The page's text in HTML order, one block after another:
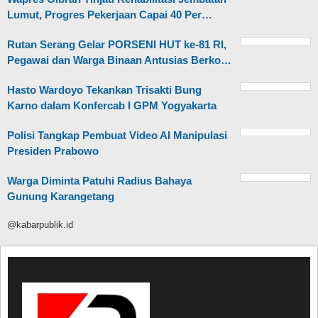
Lumut, Progres Pekerjaan Capai 40 Per…
Rutan Serang Gelar PORSENI HUT ke-81 RI,
Pegawai dan Warga Binaan Antusias Berko…
Hasto Wardoyo Tekankan Trisakti Bung
Karno dalam Konfercab I GPM Yogyakarta
Polisi Tangkap Pembuat Video AI Manipulasi
Presiden Prabowo
Warga Diminta Patuhi Radius Bahaya
Gunung Karangetang
@kabarpublik.id